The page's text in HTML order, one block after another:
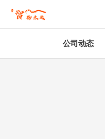
公司动态